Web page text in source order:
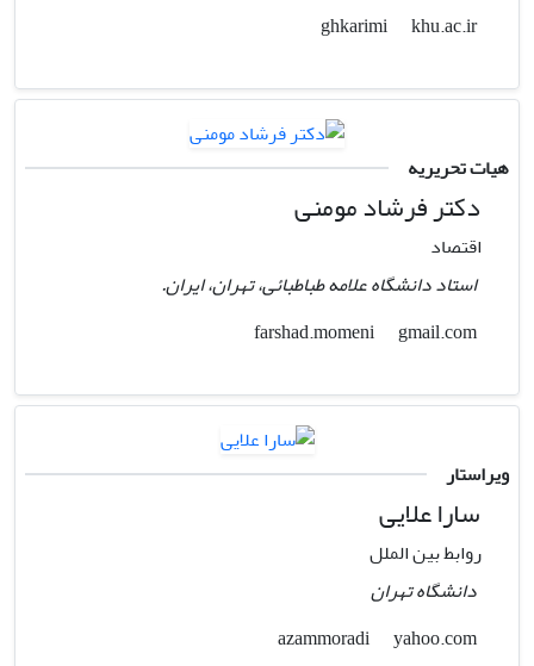
ghkarimi
khu.ac.ir
هیات تحریریه
دکتر فرشاد مومنی
اقتصاد
استاد دانشگاه علامه طباطبائی، تهران، ایران.
gmail.com
ویراستار
سارا علایی
روابط بین الملل
دانشگاه تهران
yahoo.com